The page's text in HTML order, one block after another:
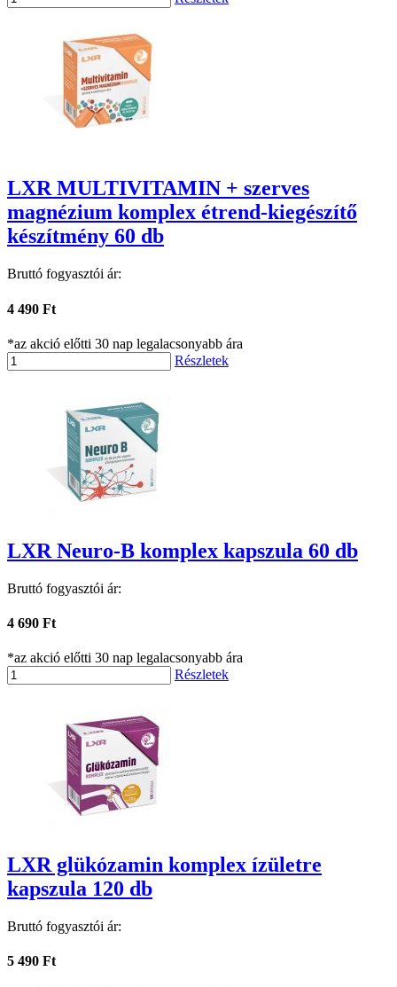
LXR MULTIVITAMIN + szerves
magnézium komplex étrend-kiegészítő
készítmény 60 db
Bruttó fogyasztói ár:
4 490 Ft
*az akció előtti 30 nap legalacsonyabb ára
Részletek
LXR Neuro-B komplex kapszula 60 db
Bruttó fogyasztói ár:
4 690 Ft
*az akció előtti 30 nap legalacsonyabb ára
Részletek
LXR glükózamin komplex ízületre
kapszula 120 db
Bruttó fogyasztói ár:
5 490 Ft